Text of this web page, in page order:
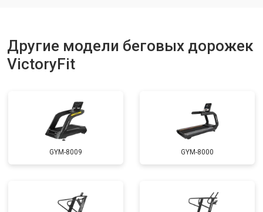
Другие модели беговых дорожек
VictoryFit
GYM-8009 GYM-8000